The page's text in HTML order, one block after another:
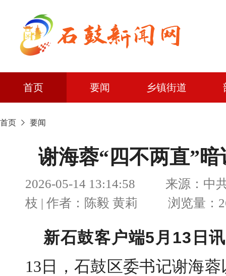
首页 要闻 乡镇街道
首页 要闻
谢海蓉“四不两直”
2026-05-14 13:14:58 来源：中共
枝 | 作者：陈毅 黄莉 浏览量：
新石鼓客户端5月13日
13日，石鼓区委书记谢海蓉